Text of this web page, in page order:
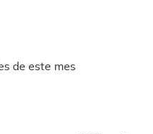
de este mes